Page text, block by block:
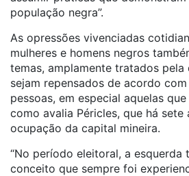
população negra”.
As opressões vivenciadas
mulheres e homens negros
temas, amplamente tratados pela
sejam repensados de acordo
pessoas, em especial aquelas
como avalia Péricles, que há sete
ocupação da capital mineira.
“No período eleitoral, a esquerda
conceito que sempre foi